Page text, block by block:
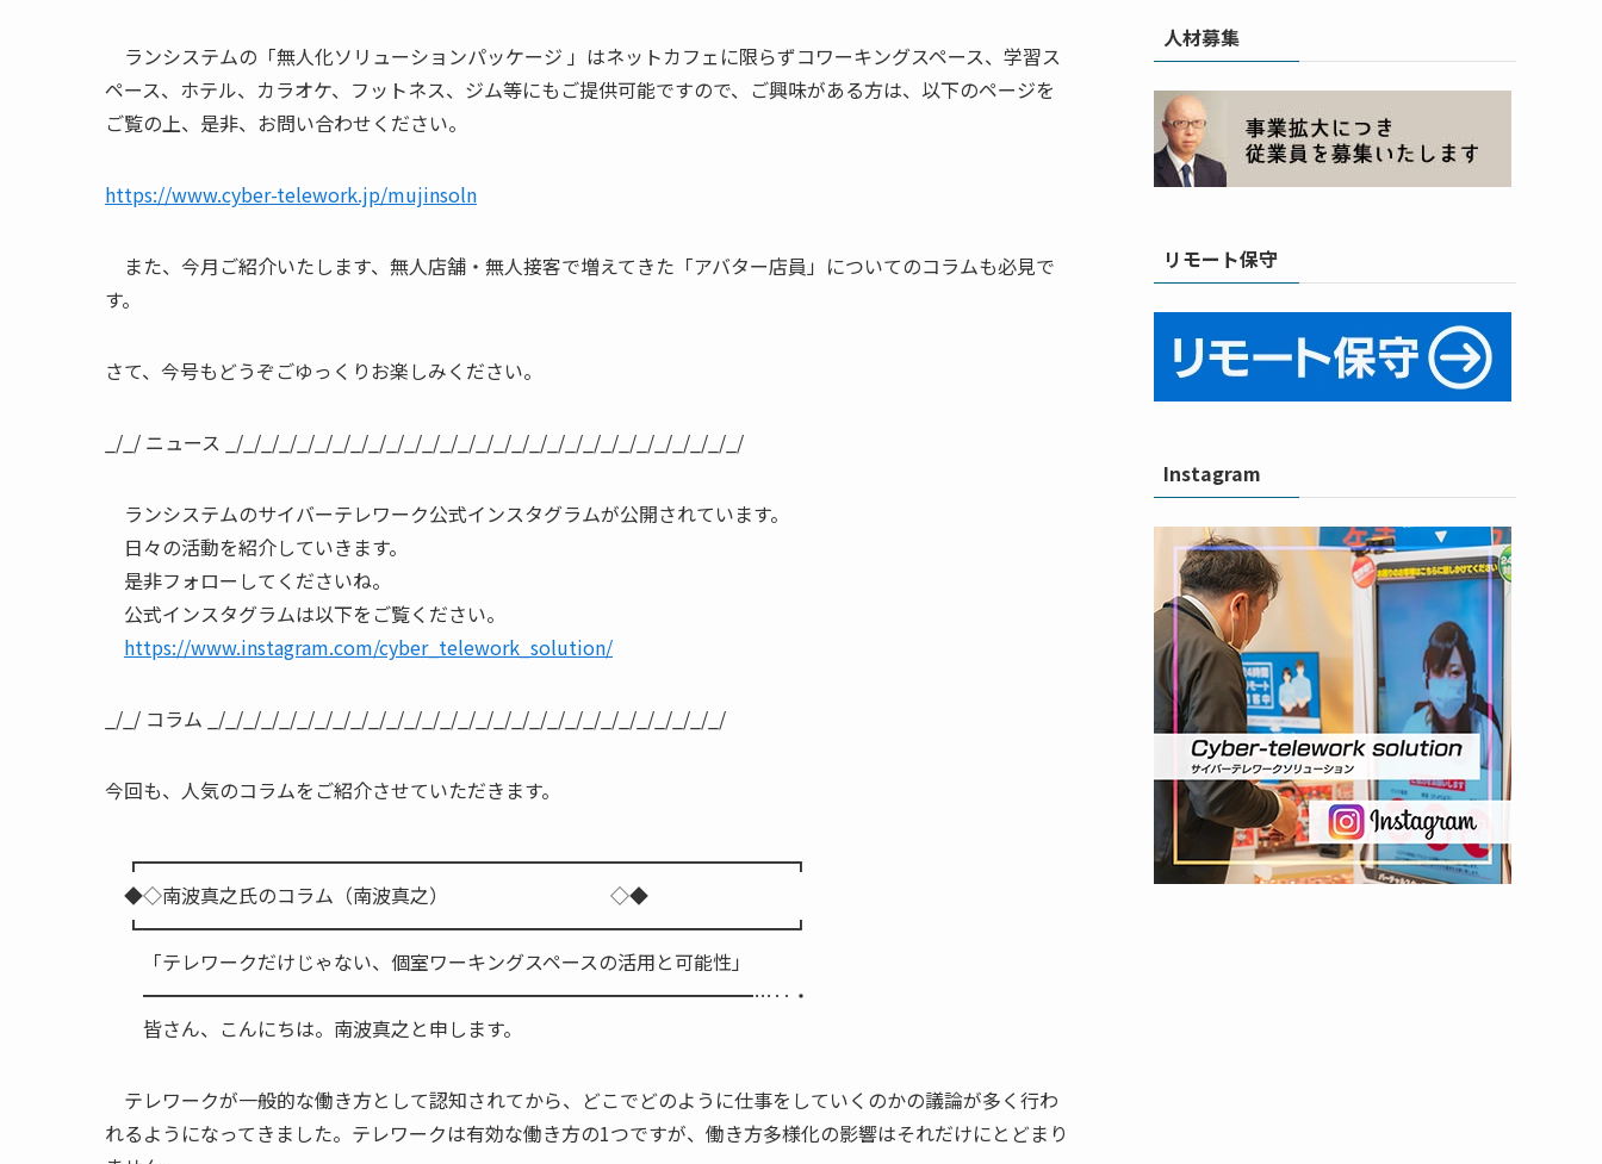
ランシステムの「無人化ソリューションパッケージ 」はネットカフェに限らずコワーキングスペース、学習ス
ペース、ホテル、カラオケ、フットネス、ジム等にもご提供可能ですので、ご興味がある方は、以下のページを
ご覧の上、是非、お問い合わせください。
https://www.cyber-telework.jp/mujinsoln
また、今月ご紹介いたします、無人店舗・無人接客で増えてきた「アバター店員」についてのコラムも必見で
す。
さて、今号もどうぞごゆっくりお楽しみください。
_/_/ ニュース _/_/_/_/_/_/_/_/_/_/_/_/_/_/_/_/_/_/_/_/_/_/_/_/_/_/_/_/_/
ランシステムのサイバーテレワーク公式インスタグラムが公開されています。
日々の活動を紹介していきます。
是非フォローしてくださいね。
公式インスタグラムは以下をご覧ください。
https://www.instagram.com/cyber_telework_solution/
_/_/ コラム _/_/_/_/_/_/_/_/_/_/_/_/_/_/_/_/_/_/_/_/_/_/_/_/_/_/_/_/_/
今回も、人気のコラムをご紹介させていただきます。
┏━━━━━━━━━━━━━━━━━━━━━━━━━━━━━━━━━━┓
◆◇南波真之氏のコラム（南波真之） ◇◆
┗━━━━━━━━━━━━━━━━━━━━━━━━━━━━━━━━━━┛
「テレワークだけじゃない、個室ワーキングスペースの活用と可能性」
━━━━━━━━━━━━━━━━━━━━━━━━━━━━━━━━…‥・
皆さん、こんにちは。南波真之と申します。
テレワークが一般的な働き方として認知されてから、どこでどのように仕事をしていくのかの議論が多く行わ
れるようになってきました。テレワークは有効な働き方の1つですが、働き方多様化の影響はそれだけにとどまり
人材募集
リモート保守
Instagram